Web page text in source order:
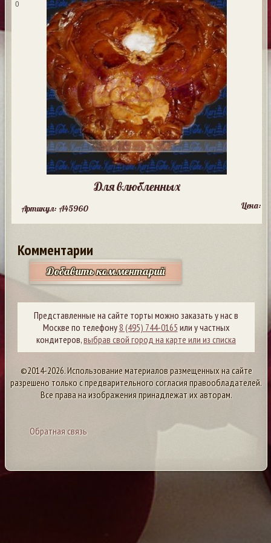
0
Для влюбленных
Артикул: A45960 Цена:
Комментарии
Добавить комментарий
Представленные на сайте торты можно заказать у нас в
Москве по телефону8 (495) 744-0165 или у частных
кондитеров,выбрав свой город на карте или из списка
©2014-2026. Использование материалов размещенных на сайте
разрешено только с предварительного согласия правообладателей.
Все права на изображения принадлежат их авторам.
Обратная связь